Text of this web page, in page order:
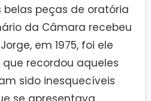
peças de oratória
da Câmara recebeu
em 1975, foi ele
que recordou aqueles
sido inesquecíveis